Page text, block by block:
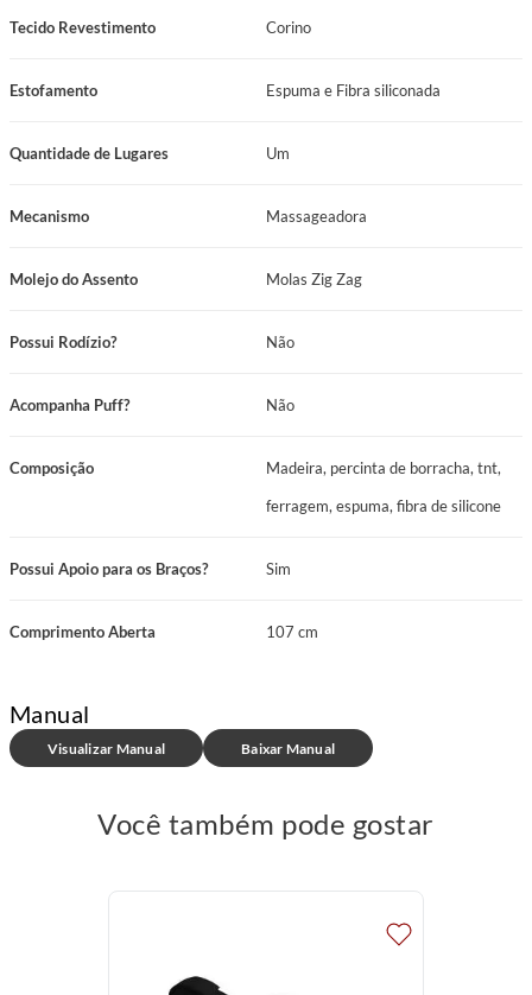
Tecido Revestimento Corino
Estofamento Espuma e Fibra siliconada
Quantidade de Lugares Um
Mecanismo Massageadora
Molejo do Assento Molas Zig Zag
Possui Rodízio? Não
Acompanha Puff? Não
Composição
Madeira, percinta de borracha, tnt,
ferragem, espuma, fibra de silicone
Possui Apoio para os Braços? Sim
Comprimento Aberta 107 cm
Manual
Visualizar Manual Baixar Manual
Você também pode gostar